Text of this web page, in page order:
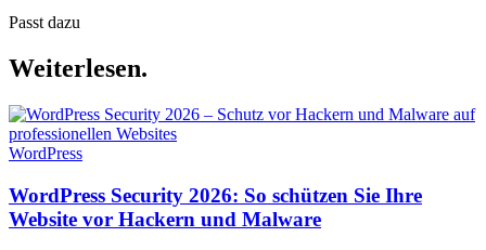
Passt dazu
Weiterlesen.
WordPress
WordPress Security 2026: So schützen Sie Ihre
Website vor Hackern und Malware